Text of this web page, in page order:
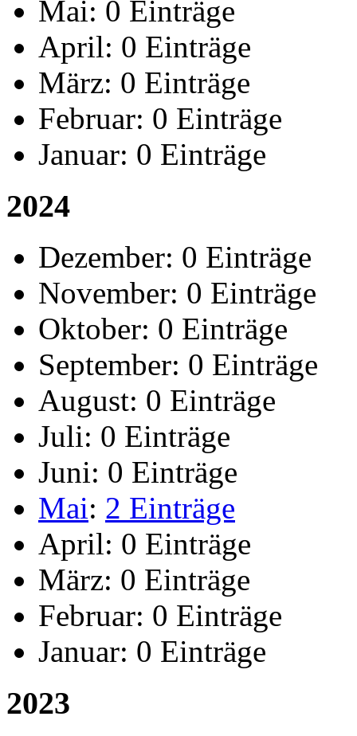
Mai: 0 Einträge
April: 0 Einträge
März: 0 Einträge
Februar: 0 Einträge
Januar: 0 Einträge
2024
Dezember: 0 Einträge
November: 0 Einträge
Oktober: 0 Einträge
September: 0 Einträge
August: 0 Einträge
Juli: 0 Einträge
Juni: 0 Einträge
Mai: 2 Einträge
April: 0 Einträge
März: 0 Einträge
Februar: 0 Einträge
Januar: 0 Einträge
2023